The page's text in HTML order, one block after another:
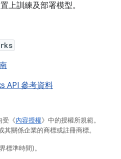
上訓練及部署模型。
API 參考資料
受《內容授權》中的授權所規範。
關係企業的商標或註冊商標。
準時間)。